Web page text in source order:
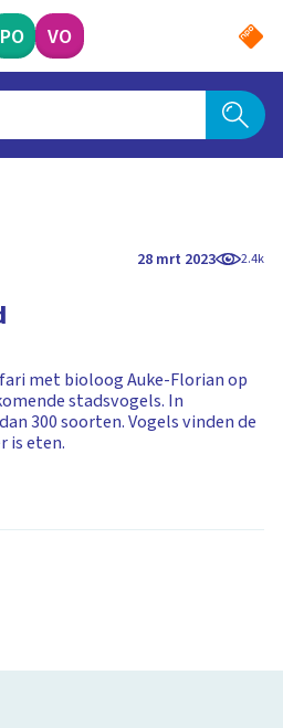
PO VO
28 mrt 2023 2.4k
met bioloog Auke-Florian op
stadsvogels. In
300 soorten. Vogels vinden de
is eten.